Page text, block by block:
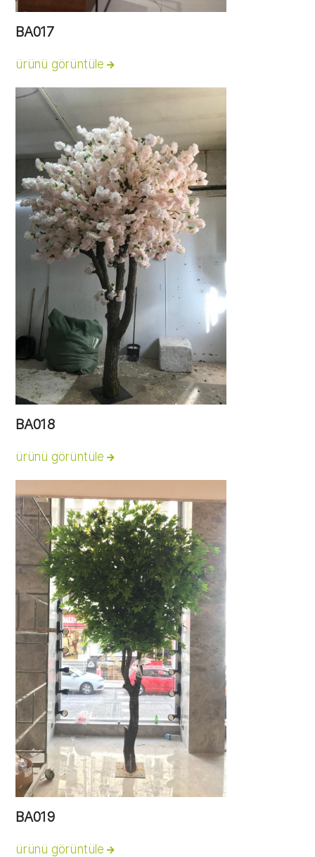
BA017
ürünü görüntüle
BA018
ürünü görüntüle
BA019
ürünü görüntüle